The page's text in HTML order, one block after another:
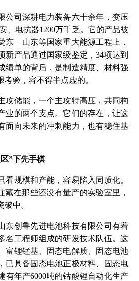
司深耕电力装备六十余年，变压
、电抗器1200万千乏。它的产品被
东—山东等国家重大能源工程上，
新产品通过国家级鉴定，34项达到
绩单的背后，是制造精度、材料强
验，容不得半点虚的。
储能，一个主攻特高压，共同构
业的两个支点。它们的存在，让这
面向未来的冲刺能力，也有稳住基
”下先手棋
规模和产能，容易陷入同质化。
藏在那些还没有量产的实验室里，
中。
创鲁先进电池科技有限公司有着
名工程师组成的研发技术队伍。这
富锂锰基、固态电解质、固态电池
已具备固态电池正极材料、固态电
有年产6000吨的钴酸锂自动化生产